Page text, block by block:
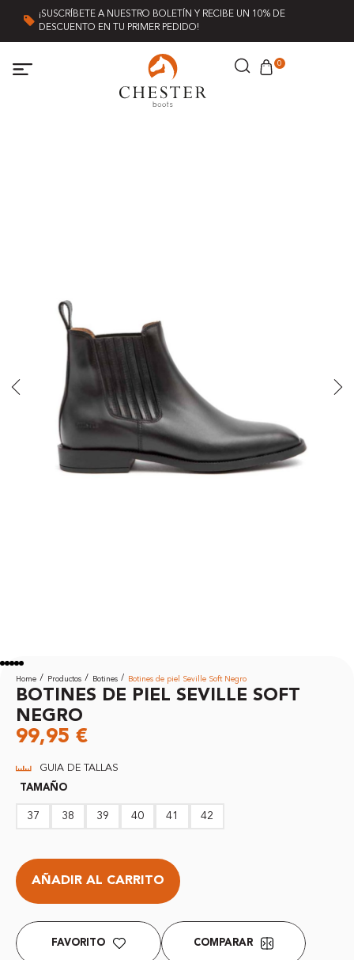
¡SUSCRÍBETE A NUESTRO BOLETÍN Y RECIBE UN 10% DE
DESCUENTO EN TU PRIMER PEDIDO!
0
Home Productos Botines Botines de piel Seville Soft Negro
BOTINES DE PIEL SEVILLE SOFT
NEGRO
99,95 €
GUIA DE TALLAS
TAMAÑO
37 38 39 40 41 42
AÑADIR AL CARRITO
FAVORITO COMPARAR